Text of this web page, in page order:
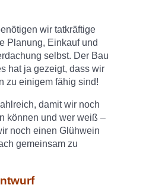
wir tatkräftige
Planung, Einkauf und
selbst. Der Bau
hat ja gezeigt, dass wir
zu einigem fähig sind!
damit wir noch
können und wer weiß –
noch einen Glühwein
gemeinsam zu